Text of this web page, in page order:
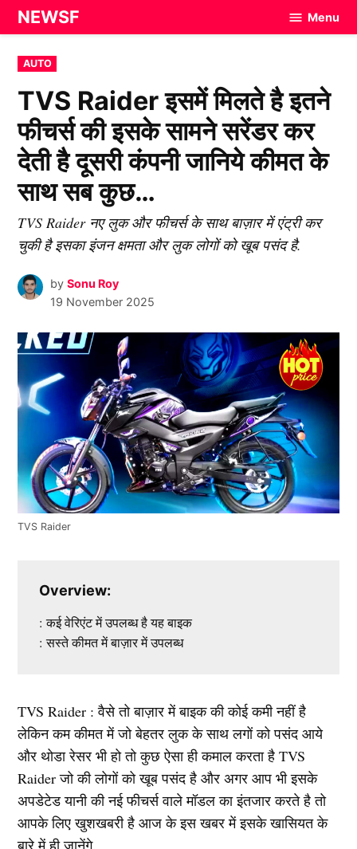
Skip
to
content
NEWSF Menu
POSTED
IN
AUTO
TVS Raider इसमें मिलते है इतने
फीचर्स की इसके सामने सरेंडर कर
देती है दूसरी कंपनी जानिये कीमत के
साथ सब कुछ…
TVS Raider नए लुक और फीचर्स के साथ बाज़ार में एंट्री कर
चुकी है इसका इंजन क्षमता और लुक लोगों को खूब पसंद है.
by Sonu Roy
19 November 2025
TVS Raider
Overview:
: कई वेरिएंट में उपलब्ध है यह बाइक
: सस्ते कीमत में बाज़ार में उपलब्ध
TVS Raider : वैसे तो बाज़ार में बाइक की कोई कमी नहीं है
लेकिन कम कीमत में जो बेहतर लुक के साथ लगों को पसंद आये
और थोडा रेसर भी हो तो कुछ ऐसा ही कमाल करता है TVS
Raider जो की लोगों को खूब पसंद है और अगर आप भी इसके
अपडेटेड यानी की नई फीचर्स वाले मॉडल का इंतजार करते है तो
आपके लिए खुशखबरी है आज के इस खबर में इसके खासियत के
बारे में ही जानेंगे.